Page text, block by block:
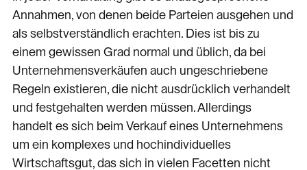
Annahmen, von denen beide Parteien ausgehen und
als selbstverständlich erachten. Dies ist bis zu
einem gewissen Grad normal und üblich, da bei
Unternehmensverkäufen auch ungeschriebene
Regeln existieren, die nicht ausdrücklich verhandelt
und festgehalten werden müssen. Allerdings
handelt es sich beim Verkauf eines Unternehmens
um ein komplexes und hochindividuelles
Wirtschaftsgut, das sich in vielen Facetten nicht